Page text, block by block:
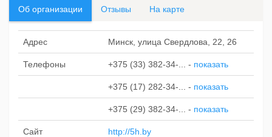
Об организации Отзывы На карте
Адрес Минск, улица Свердлова, 22, 26
Телефоны +375 (33) 382-34-... - показать
+375 (17) 282-34-... - показать
+375 (29) 382-34-... - показать
Сайт http://5h.by